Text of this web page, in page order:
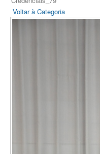
Voltar à Categoria